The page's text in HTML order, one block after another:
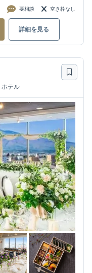
要相談 空き枠なし
詳細を見る
ホテル